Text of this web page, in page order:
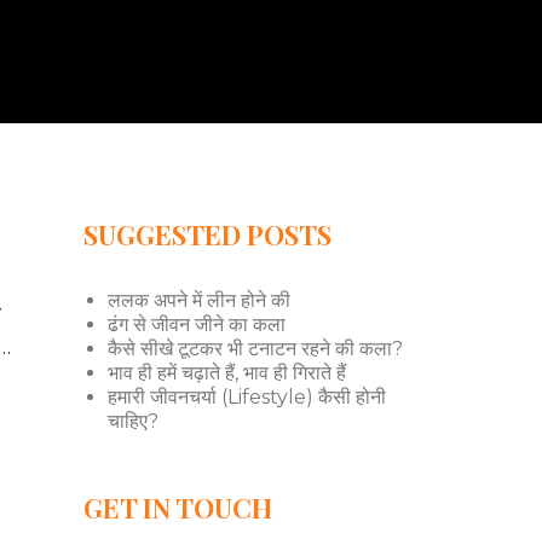
SUGGESTED POSTS
ललक अपने में लीन होने की
ढंग से जीवन जीने का कला
कैसे सीखे टूटकर भी टनाटन रहने की कला?
भाव ही हमें चढ़ाते हैं, भाव ही गिराते हैं
हमारी जीवनचर्या (Lifestyle) कैसी होनी
चाहिए?
GET IN TOUCH